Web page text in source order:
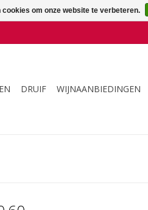
DRUIF WIJNAANBIEDINGEN
om onze website te verbeteren.